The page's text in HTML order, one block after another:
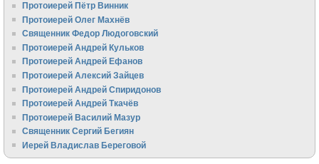
Протоиерей Пётр Винник
Протоиерей Олег Махнёв
Священник Федор Людоговский
Протоиерей Андрей Кульков
Протоиерей Андрей Ефанов
Протоиерей Алексий Зайцев
Протоиерей Андрей Спиридонов
Протоиерей Андрей Ткачёв
Протоиерей Василий Мазур
Священник Сергий Бегиян
Иерей Владислав Береговой